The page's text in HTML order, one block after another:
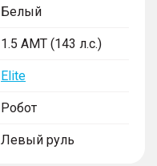
Белый
1.5 AMT (143 л.с.)
Elite
Робот
Левый руль